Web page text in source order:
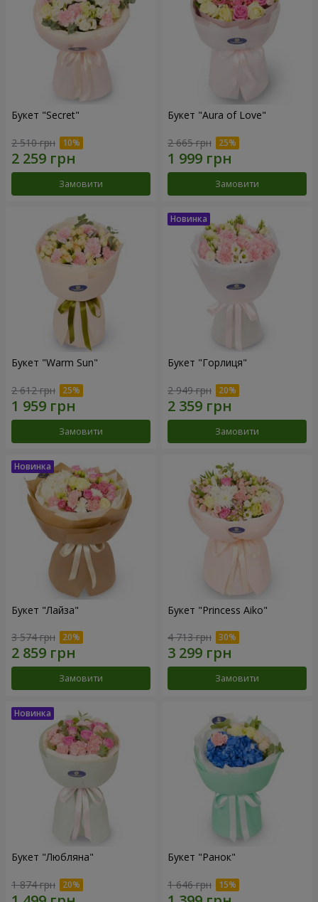
Букет "Secret"
2 510 грн
Замовити
Букет "Aura of Love"
2 665 грн
Замовити
Букет "Warm Sun"
2 612 грн
Замовити
Букет "Горлиця"
2 949 грн
Замовити
Букет "Лайза"
3 574 грн
Замовити
Букет "Princess Aiko"
4 713 грн
Замовити
Букет "Любляна"
1 874 грн
Букет "Ранок"
1 646 грн